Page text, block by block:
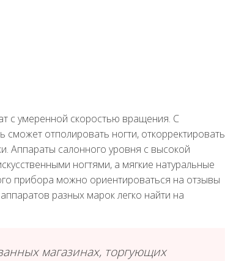
с умеренной скоростью вращения. С
отполировать ногти, откорректировать
Аппараты салонного уровня с высокой
ногтями, а мягкие натуральные
прибора можно ориентироваться на отзывы
разных марок легко найти на
магазинах, торгующих